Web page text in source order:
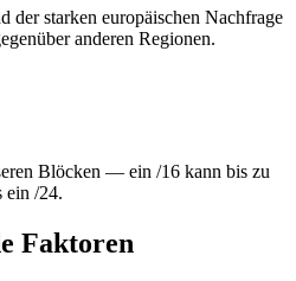
der starken europäischen Nachfrage
anderen Regionen.
Blöcken — ein /16 kann bis zu
ein /24.
Faktoren